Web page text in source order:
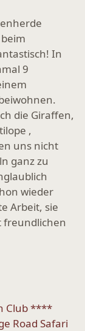
In
9
die Giraffen,
,
uns nicht
ganz zu
wieder
Arbeit, sie
freundlichen
Club ****
Road Safari